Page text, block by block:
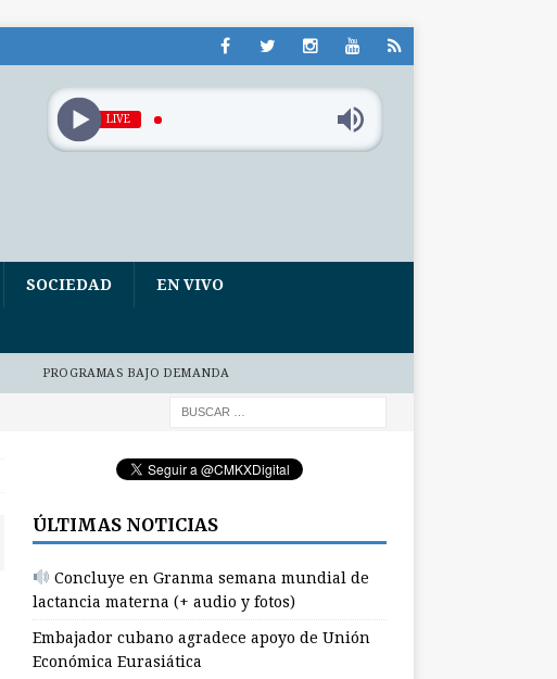
LIVE
SOCIEDAD EN VIVO
PROGRAMAS BAJO DEMANDA
ÚLTIMAS NOTICIAS
Concluye en Granma semana mundial de
lactancia materna (+ audio y fotos)
Embajador cubano agradece apoyo de Unión
Económica Eurasiática